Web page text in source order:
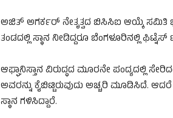
ಅಜಿತ್ ಅಗರ್ಕರ್ ನೇತೃತ್ವದ ಬಿಸಿಸಿಐ ಆಯ್ಕೆ ಸಮಿತಿ
ತಂಡದಲ್ಲಿ ಸ್ಥಾನ ನೀಡಿದ್ದರೂ ಬೆಂಗಳೂರಿನಲ್ಲಿ
ಆಫ್ಘಾನಿಸ್ತಾನ ವಿರುದ್ಧದ ಮೂರನೇ ಪಂದ್ಯದಲ್ಲಿ
ಅವರನ್ನು ಕೈಬಿಟ್ಟಿರುವುದು ಅಚ್ಚರಿ ಮೂಡಿಸಿದೆ.
ಸ್ಥಾನ ಗಳಿಸಿದ್ದಾರೆ.